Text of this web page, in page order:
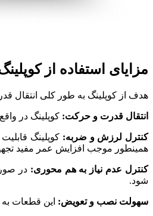
مزایای استفاده از
هدف از کوپلینگ به طور کلی انتقال
انتقال قدرت و حرکت: کوپلینگ در
کنترل لرزش و ضربه: کوپلینگ‌
همینطور موجب افزایش عمر مفید
کنترل عدم نیاز به هم‌ محوری: در
شود.
سهولت نصب و تعویض: این قطعات